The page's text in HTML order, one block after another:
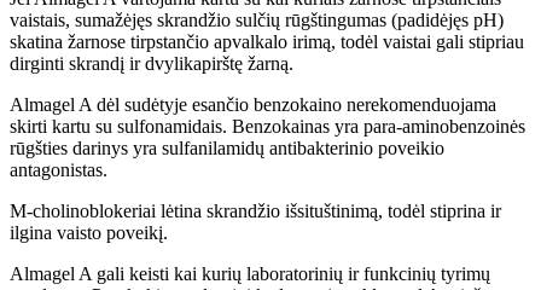
vaistais, sumažėjęs skrandžio sulčių rūgštingumas (padidėjęs pH)
skatina žarnose tirpstančio apvalkalo irimą, todėl vaistai gali stipriau
dirginti skrandį ir dvylikapirštę žarną.
Almagel A dėl sudėtyje esančio benzokaino nerekomenduojama
skirti kartu su sulfonamidais. Benzokainas yra para-aminobenzoinės
rūgšties darinys yra sulfanilamidų antibakterinio poveikio
antagonistas.
M-cholinoblokeriai lėtina skrandžio išsituštinimą, todėl stiprina ir
ilgina vaisto poveikį.
Almagel A gali keisti kai kurių laboratorinių ir funkcinių tyrimų